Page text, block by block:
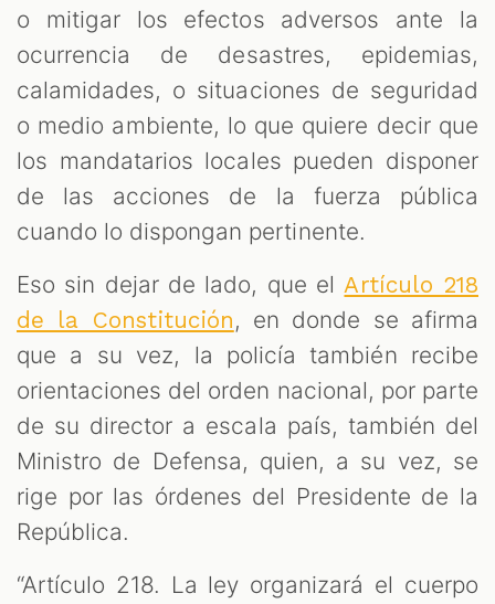
o mitigar los efectos adversos ante la
ocurrencia de desastres, epidemias,
calamidades, o situaciones de seguridad
o medio ambiente, lo que quiere decir que
los mandatarios locales pueden disponer
de las acciones de la fuerza pública
cuando lo dispongan pertinente.
Eso sin dejar de lado, que el Artículo 218
de la Constitución, en donde se afirma
que a su vez, la policía también recibe
orientaciones del orden nacional, por parte
de su director a escala país, también del
Ministro de Defensa, quien, a su vez, se
rige por las órdenes del Presidente de la
República.
“Artículo 218. La ley organizará el cuerpo